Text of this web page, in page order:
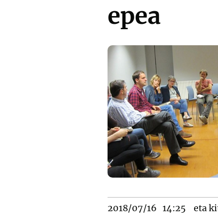
epea
2018/07/16 14:25 eta